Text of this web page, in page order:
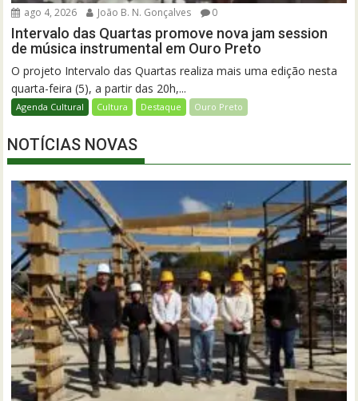
ago 4, 2026 João B. N. Gonçalves 0
Intervalo das Quartas promove nova jam session
de música instrumental em Ouro Preto
O projeto Intervalo das Quartas realiza mais uma edição nesta
quarta-feira (5), a partir das 20h,...
Agenda Cultural Cultura Destaque Ouro Preto
NOTÍCIAS NOVAS